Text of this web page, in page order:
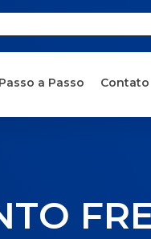
Passo a Passo Contato